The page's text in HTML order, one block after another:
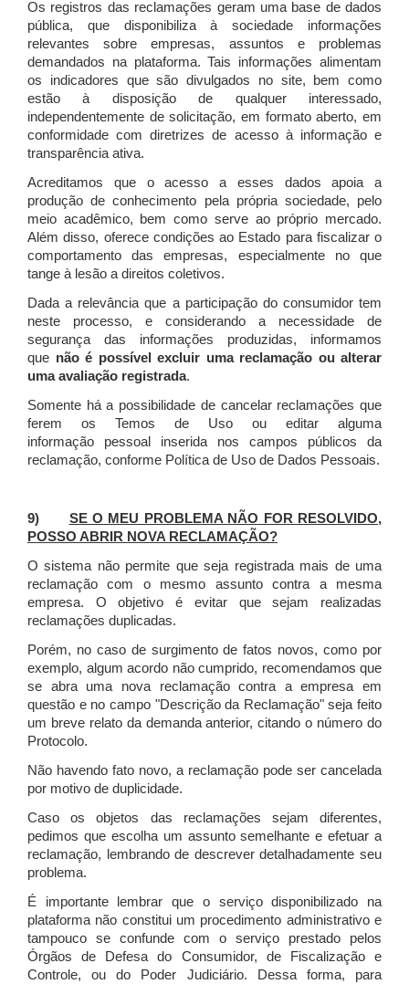
Os registros das reclamações geram uma base de dados
pública, que disponibiliza à sociedade informações
relevantes sobre empresas, assuntos e problemas
demandados na plataforma. Tais informações alimentam
os indicadores que são divulgados no site, bem como
estão à disposição de qualquer interessado,
independentemente de solicitação, em formato aberto, em
conformidade com diretrizes de acesso à informação e
transparência ativa.
Acreditamos que o acesso a esses dados apoia a
produção de conhecimento pela própria sociedade, pelo
meio acadêmico, bem como serve ao próprio mercado.
Além disso, oferece condições ao Estado para fiscalizar o
comportamento das empresas, especialmente no que
tange à lesão a direitos coletivos.
Dada a relevância que a participação do consumidor tem
neste processo, e considerando a necessidade de
segurança das informações produzidas, informamos
que não é possível excluir uma reclamação ou alterar
uma avaliação registrada.
Somente há a possibilidade de cancelar reclamações que
ferem os Temos de Uso ou editar alguma
informação pessoal inserida nos campos públicos da
reclamação, conforme Política de Uso de Dados Pessoais.
9) SE O MEU PROBLEMA NÃO FOR RESOLVIDO,
POSSO ABRIR NOVA RECLAMAÇÃO?
O sistema não permite que seja registrada mais de uma
reclamação com o mesmo assunto contra a mesma
empresa. O objetivo é evitar que sejam realizadas
reclamações duplicadas.
Porém, no caso de surgimento de fatos novos, como por
exemplo, algum acordo não cumprido, recomendamos que
se abra uma nova reclamação contra a empresa em
questão e no campo "Descrição da Reclamação" seja feito
um breve relato da demanda anterior, citando o número do
Protocolo.
Não havendo fato novo, a reclamação pode ser cancelada
por motivo de duplicidade.
Caso os objetos das reclamações sejam diferentes,
pedimos que escolha um assunto semelhante e efetuar a
reclamação, lembrando de descrever detalhadamente seu
problema.
É importante lembrar que o serviço disponibilizado na
plataforma não constitui um procedimento administrativo e
tampouco se confunde com o serviço prestado pelos
Órgãos de Defesa do Consumidor, de Fiscalização e
Controle, ou do Poder Judiciário. Dessa forma, para